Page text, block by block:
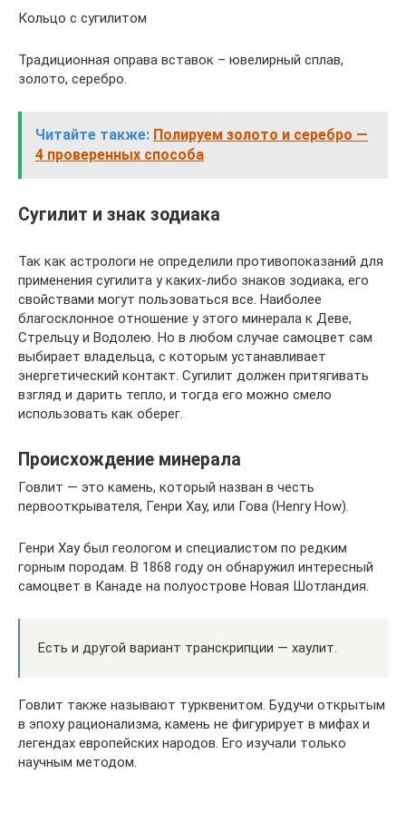
Кольцо с сугилитом
Традиционная оправа вставок – ювелирный сплав,
золото, серебро.
Читайте также: Полируем золото и серебро —
4 проверенных способа
Сугилит и знак зодиака
Так как астрологи не определили противопоказаний для
применения сугилита у каких-либо знаков зодиака, его
свойствами могут пользоваться все. Наиболее
благосклонное отношение у этого минерала к Деве,
Стрельцу и Водолею. Но в любом случае самоцвет сам
выбирает владельца, с которым устанавливает
энергетический контакт. Сугилит должен притягивать
взгляд и дарить тепло, и тогда его можно смело
использовать как оберег.
Происхождение минерала
Говлит — это камень, который назван в честь
первооткрывателя, Генри Хау, или Гова (Henry How).
Генри Хау был геологом и специалистом по редким
горным породам. В 1868 году он обнаружил интересный
самоцвет в Канаде на полуострове Новая Шотландия.
Есть и другой вариант транскрипции — хаулит.
Говлит также называют турквенитом. Будучи открытым
в эпоху рационализма, камень не фигурирует в мифах и
легендах европейских народов. Его изучали только
научным методом.